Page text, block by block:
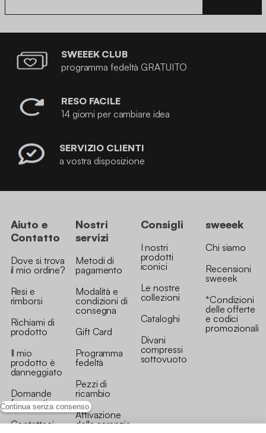
Continua senza consenso
SWEEEK CLUB
programma fedeltà GRATUITO
RESO FACILE
14 giorni per cambiare idea
SERVIZIO CLIENTI
a vostra disposizione
Aiuto e
Contatto
Dove si trova
il mio ordine?
Resi e
rimborsi
Richiami di
prodotto
Il mio
prodotto è
danneggiato
Domande
frequenti
Contattaci
Nostri
servizi
Metodi di
pagamento
Modalità e
condizioni di
consegna
Gift Card
Programma
fedeltà
Pezzi di
ricambio
Attivazione
della garanzia
Consigli
I nostri
prodotti
iconici
Le nostre
collezioni
Cataloghi
Divani
compressi
sottovuoto
sweeek
Chi siamo
Recensioni
sweeek
*Condizioni
delle offerte
e codici
promozionali